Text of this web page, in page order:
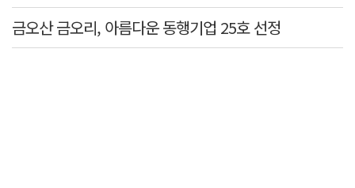
금오산 금오리, 아름다운 동행기업 25호 선정